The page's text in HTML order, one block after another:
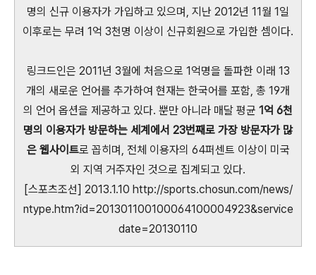
명의 신규 이용자가 가입하고 있으며, 지난 2012년 11월 1일
이후로는 무려 1억 3천명 이상이 신규회원으로 가입한 셈이다.
링크드인은 2011년 3월에 처음으로 1억명을 돌파한 이래 13
개의 새로운 언어를 추가하여 현재는 한국어를 포함, 총 19개
의 언어 옵션을 제공하고 있다. 뿐만 아니라 매달 평균 1억 6천
명의 이용자가 방문하는 세계에서 23번째로 가장 방문자가 많
은 웹사이트로 꼽히며, 전체 이용자의 64퍼센트 이상이 미국
외 지역 거주자인 것으로 집계되고 있다.
[스포츠조선] 2013.1.10 http://sports.chosun.com/news/
ntype.htm?id=201301100100064100004923&service
date=20130110